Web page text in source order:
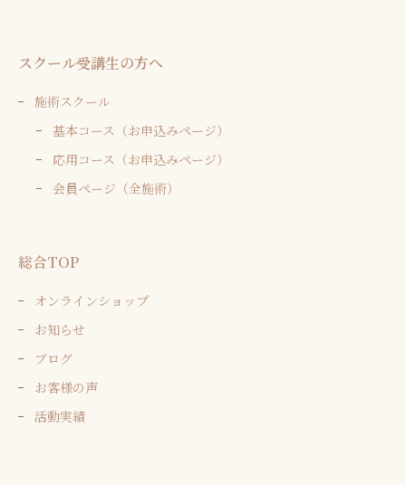
スクール受講生の方へ
施術スクール
基本コース（お申込みページ）
応用コース（お申込みページ）
会員ページ（全施術）
総合TOP
オンラインショップ
お知らせ
ブログ
お客様の声
活動実績